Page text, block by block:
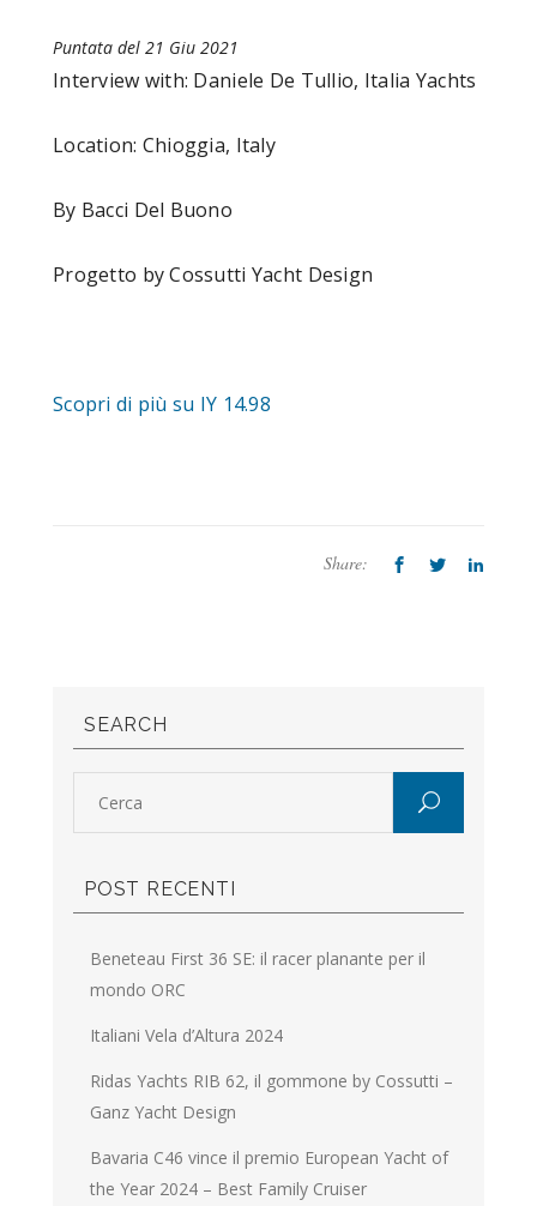
Puntata del 21 Giu 2021
Interview with: Daniele De Tullio, Italia Yachts
Location: Chioggia, Italy
By Bacci Del Buono
Progetto by Cossutti Yacht Design
Scopri di più su IY 14.98
Share:
SEARCH
POST RECENTI
Beneteau First 36 SE: il racer planante per il
mondo ORC
Italiani Vela d’Altura 2024
Ridas Yachts RIB 62, il gommone by Cossutti –
Ganz Yacht Design
Bavaria C46 vince il premio European Yacht of
the Year 2024 – Best Family Cruiser